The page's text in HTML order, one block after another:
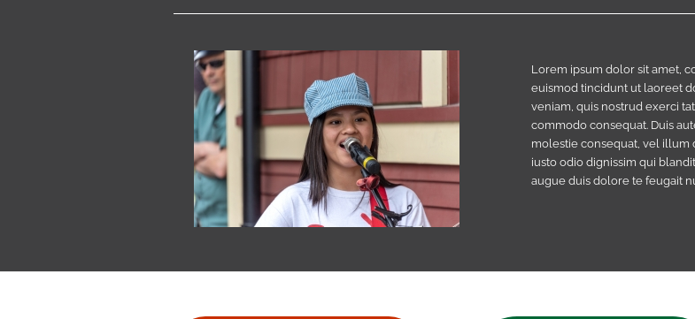
Lorem ipsum dolor sit amet,
euismod tincidunt ut laoreet
veniam, quis nostrud exerci
commodo consequat. Duis
molestie consequat, vel illum
iusto odio dignissim qui
augue duis dolore te feugait